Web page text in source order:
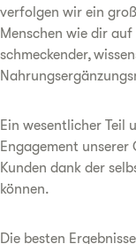
verfolgen wir ein
Menschen wie dir
schmeckender,
Ein wesentlicher Teil
Engagement
Kunden dank der
können.
Die besten